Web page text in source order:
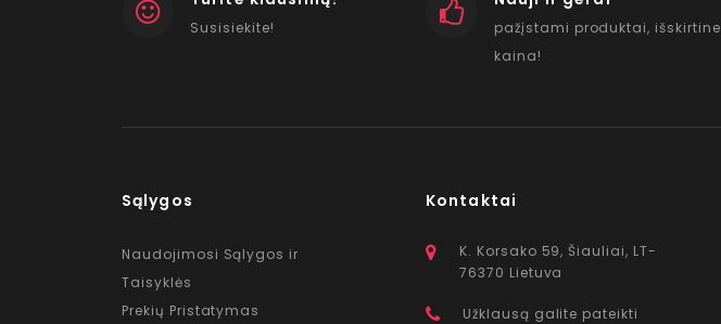
Susisiekite!
pažįstami produktai, išskirtine
kaina!
Sąlygos
Naudojimosi Sąlygos ir
Taisyklės
Prekių Pristatymas
Kontaktai
K. Korsako 59, Šiauliai, LT-
76370 Lietuva
Užklausą galite pateikti